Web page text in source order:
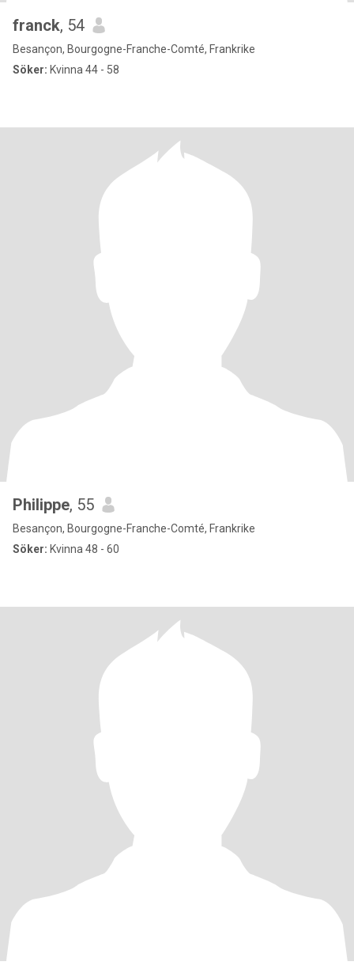
franck, 54
Besançon, Bourgogne-Franche-Comté, Frankrike
Söker: Kvinna 44 - 58
Philippe, 55
Besançon, Bourgogne-Franche-Comté, Frankrike
Söker: Kvinna 48 - 60